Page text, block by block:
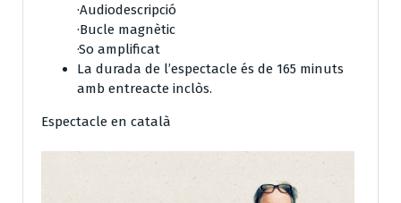
·Audiodescripció
·Bucle magnètic
·So amplificat
La durada de l’espectacle és de 165 minuts
amb entreacte inclòs.
Espectacle en català